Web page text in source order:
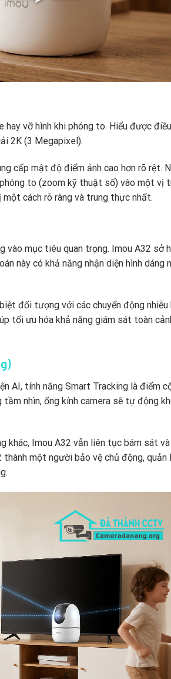
hay vỡ hình khi phóng to. Hiểu được
2K (3 Megapixel).
cấp mật độ điểm ảnh cao hơn rõ rệt.
to (zoom kỹ thuật số) vào một vị
cách rõ ràng và trung thực nhất.
vào mục tiêu quan trọng. Imou A32 sở
này có khả năng nhận diện hình dáng
đối tượng với các chuyển động nhiễu
tối ưu hóa khả năng giám sát toàn
AI, tính năng Smart Tracking là điểm
nhìn, ống kính camera sẽ tự động
khác, Imou A32 vẫn liên tục bám sát
một người bảo vệ chủ động, quản